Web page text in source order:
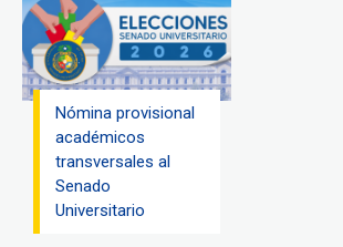
Nómina provisional
académicos
transversales al
Senado
Universitario